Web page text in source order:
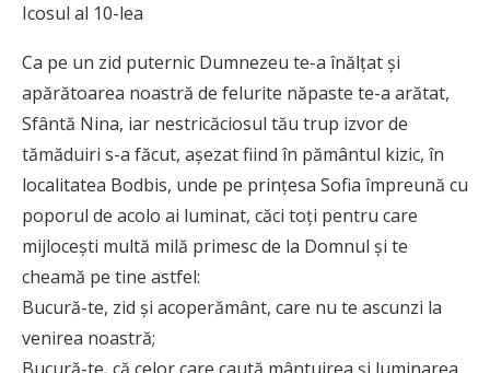
Icosul al 10-lea
Ca pe un zid puternic Dumnezeu te-a înălțat și
apărătoarea noastră de felurite năpaste te-a arătat,
Sfântă Nina, iar nestricăciosul tău trup izvor de
tămăduiri s-a făcut, așezat fiind în pământul kizic, în
localitatea Bodbis, unde pe prințesa Sofia împreună cu
poporul de acolo ai luminat, căci toți pentru care
mijlocești multă milă primesc de la Domnul și te
cheamă pe tine astfel:
Bucură-te, zid și acoperământ, care nu te ascunzi la
venirea noastră;